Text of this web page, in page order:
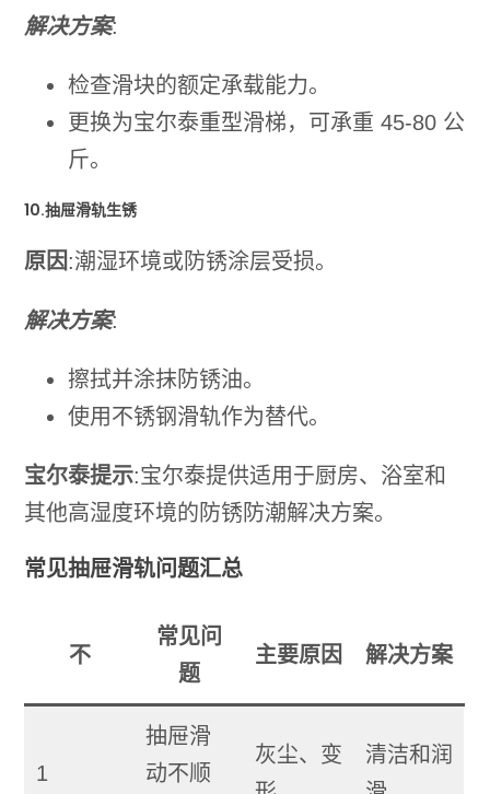
解决方案:
检查滑块的额定承载能力。
更换为宝尔泰重型滑梯，可承重 45-80 公
斤。
10.抽屉滑轨生锈
原因:潮湿环境或防锈涂层受损。
解决方案:
擦拭并涂抹防锈油。
使用不锈钢滑轨作为替代。
宝尔泰提示:宝尔泰提供适用于厨房、浴室和
其他高湿度环境的防锈防潮解决方案。
常见抽屉滑轨问题汇总
不
常见问
题
主要原因 解决方案
1
抽屉滑
动不顺
灰尘、变
清洁和润